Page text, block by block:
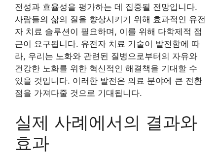
전성과 효율성을 평가하는 데 집중될 전망입니다.
사람들의 삶의 질을 향상시키기 위해 효과적인 유전
자 치료 솔루션이 필요하며, 이를 위해 다학제적 접
근이 요구됩니다. 유전자 치료 기술이 발전함에 따
라, 우리는 노화와 관련된 질병으로부터의 자유와
건강한 노화를 위한 혁신적인 해결책을 기대할 수
있을 것입니다. 이러한 발전은 의료 분야에 큰 전환
점을 가져다줄 것으로 기대됩니다.
실제 사례에서의 결과와
효과